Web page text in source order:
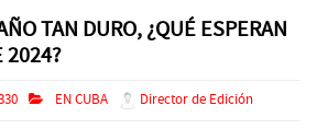
TAN DURO, ¿QUÉ ESPERAN
2024?
EN CUBA Director de Edición